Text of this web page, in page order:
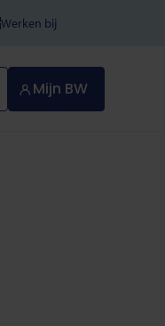
Werken bij
Mijn BW